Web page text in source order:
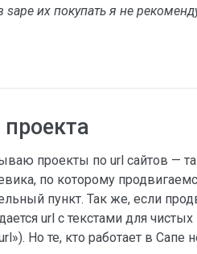
sape их покупать я не
проекты по url сайтов —
по которому
пункт. Так же, если
url с текстами для
Но те, кто работает в Сапе